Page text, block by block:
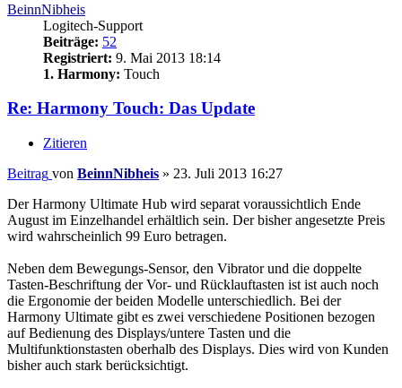
BeinnNibheis
Logitech-Support
Beiträge: 52
Registriert: 9. Mai 2013 18:14
1. Harmony: Touch
Re: Harmony Touch: Das Update
Zitieren
Beitrag von BeinnNibheis » 23. Juli 2013 16:27
Der Harmony Ultimate Hub wird separat voraussichtlich Ende
August im Einzelhandel erhältlich sein. Der bisher angesetzte Preis
wird wahrscheinlich 99 Euro betragen.
Neben dem Bewegungs-Sensor, den Vibrator und die doppelte
Tasten-Beschriftung der Vor- und Rücklauftasten ist ist auch noch
die Ergonomie der beiden Modelle unterschiedlich. Bei der
Harmony Ultimate gibt es zwei verschiedene Positionen bezogen
auf Bedienung des Displays/untere Tasten und die
Multifunktionstasten oberhalb des Displays. Dies wird von Kunden
bisher auch stark berücksichtigt.